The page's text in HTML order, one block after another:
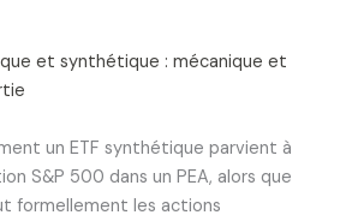
et synthétique : mécanique et
un ETF synthétique parvient à
S&P 500 dans un PEA, alors que
formellement les actions